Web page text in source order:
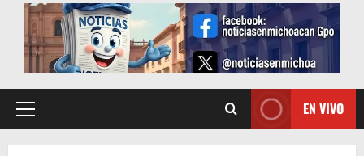
Menú
EN VIVO